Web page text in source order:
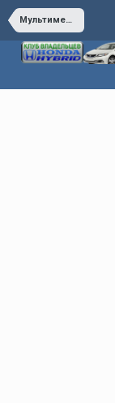
Мультимедиа & Автозвук & Электроника & Сигнализация